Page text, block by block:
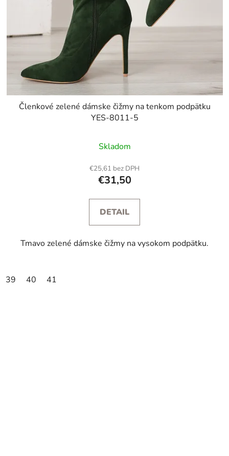
Členkové zelené dámske čižmy na tenkom podpätku
YES-8011-5
Skladom
€25,61 bez DPH
€31,50
DETAIL
Tmavo zelené dámske čižmy na vysokom podpätku.
39 40 41